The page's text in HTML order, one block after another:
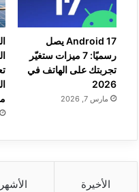
Android 17 يصل
رسميًا: 7 ميزات ستغيّر
تجربتك على الهاتف في
2026
مارس 7, 2026
الأخيرة الأشهر